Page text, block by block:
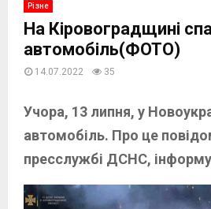
Різне
На Кіровоградщині
автомобіль(ФОТО)
14.07.2022 35
Учора, 13 липня, у
автомобіль. Про це
пресслужбі ДСНС,